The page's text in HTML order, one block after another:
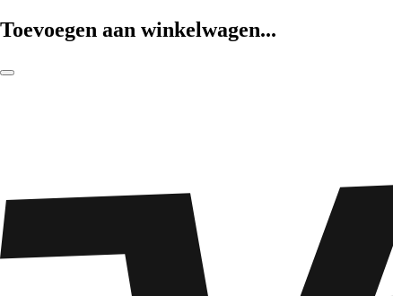
Toevoegen aan winkelwagen...